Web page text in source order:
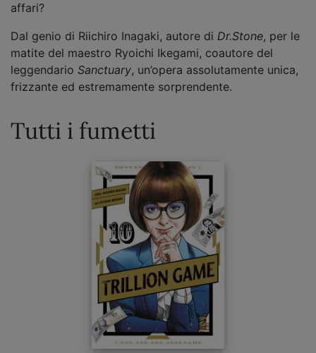
affari?
Dal genio di Riichiro Inagaki, autore di Dr.Stone, per le
matite del maestro Ryoichi Ikegami, coautore del
leggendario Sanctuary, un’opera assolutamente unica,
frizzante ed estremamente sorprendente.
Tutti i fumetti